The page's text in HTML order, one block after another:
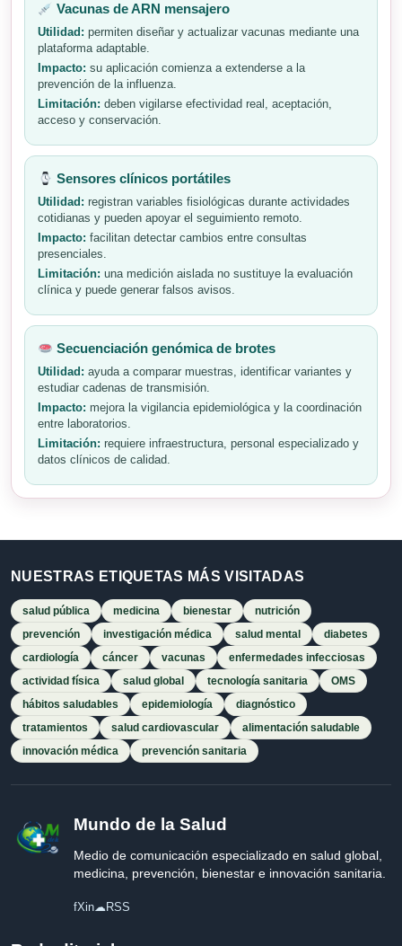
Vacunas de ARN mensajero
Utilidad: permiten diseñar y actualizar vacunas mediante una
plataforma adaptable.
Impacto: su aplicación comienza a extenderse a la
prevención de la influenza.
Limitación: deben vigilarse efectividad real, aceptación,
acceso y conservación.
Sensores clínicos portátiles
Utilidad: registran variables fisiológicas durante actividades
cotidianas y pueden apoyar el seguimiento remoto.
Impacto: facilitan detectar cambios entre consultas
presenciales.
Limitación: una medición aislada no sustituye la evaluación
clínica y puede generar falsos avisos.
Secuenciación genómica de brotes
Utilidad: ayuda a comparar muestras, identificar variantes y
estudiar cadenas de transmisión.
Impacto: mejora la vigilancia epidemiológica y la coordinación
entre laboratorios.
Limitación: requiere infraestructura, personal especializado y
datos clínicos de calidad.
NUESTRAS ETIQUETAS MÁS VISITADAS
salud pública medicina bienestar
nutrición
prevención
investigación médica salud mental
diabetes
cardiología
cáncer vacunas
enfermedades infecciosas
actividad física
salud global tecnología sanitaria
OMS
hábitos saludables
epidemiología
diagnóstico
tratamientos
salud cardiovascular
alimentación saludable
innovación médica
prevención sanitaria
Mundo de la Salud
Medio de comunicación especializado en salud global,
medicina, prevención, bienestar e innovación sanitaria.
fXin☁RSS